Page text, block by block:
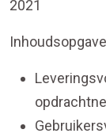
2021